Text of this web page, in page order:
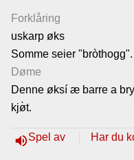
Forklåring
uskarp øks
Somme seier "bròthogg".
Døme
Denne øksí æ barre a
kjø̀t.
volume_upSpel av Har du
vallemålet
Gjestebok
Nyhende
Lenkjer